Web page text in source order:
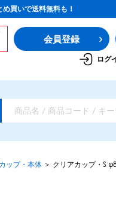
買いで送料無料も！
会員登録
ログ
ップ・本体 ＞ クリアカップ・S